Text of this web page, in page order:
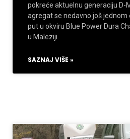
pokreće aktuelnu generaciju D-
agregat se nedavno još jednom
put u okviru Blue Power Dura
u Maleziji.
SAZNAJ VIŠE »